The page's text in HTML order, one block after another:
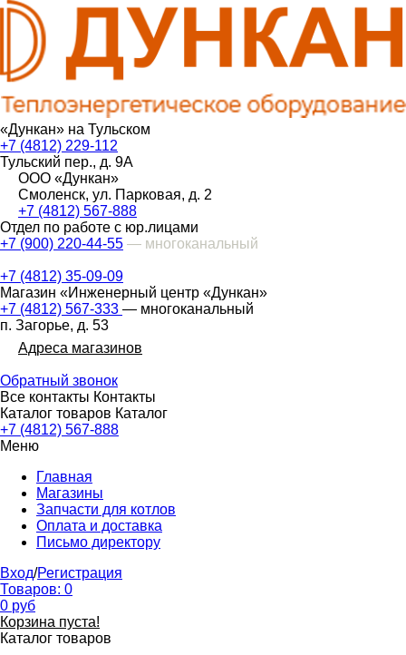
«Дункан» на Тульском
+7 (4812) 229-112
Тульский пер., д. 9А
ООО «Дункан»
Смоленск, ул. Парковая, д. 2
+7 (4812) 567-888
Отдел по работе с юр.лицами
+7 (900) 220-44-55 — многоканальный
+7 (4812) 35-09-09
Магазин «Инженерный центр «Дункан»
+7 (4812) 567-333 — многоканальный
п. Загорье, д. 53
Адреса магазинов
Обратный звонок
Все контакты Контакты
Каталог товаров Каталог
+7 (4812) 567-888
Меню
Главная
Магазины
Запчасти для котлов
Оплата и доставка
Письмо директору
Вход/Регистрация
Товаров: 0
0 руб
Корзина пуста!
Каталог товаров